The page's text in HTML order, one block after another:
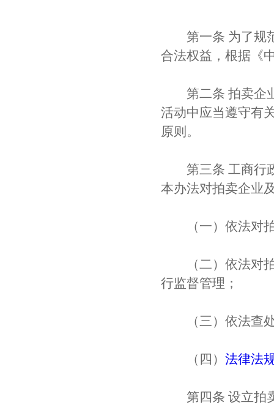
第一条 为了规范
合法权益，根据《
第二条 拍卖企业
活动中应当遵守有
原则。
第三条 工商行政
本办法对拍卖企业
（一）依法对拍
（二）依法对拍
行监督管理；
（三）依法查处
（四） 法律法
第四条 设立拍卖